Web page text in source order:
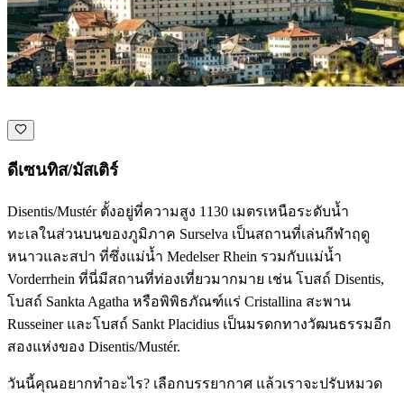
ดีเซนทิส/มัสเติร์
Disentis/Mustér ตั้งอยู่ที่ความสูง 1130 เมตรเหนือระดับน้ำ
ทะเลในส่วนบนของภูมิภาค Surselva เป็นสถานที่เล่นกีฬาฤดู
หนาวและสปา ที่ซึ่งแม่น้ำ Medelser Rhein รวมกับแม่น้ำ
Vorderrhein ที่นี่มีสถานที่ท่องเที่ยวมากมาย เช่น โบสถ์ Disentis,
โบสถ์ Sankta Agatha หรือพิพิธภัณฑ์แร่ Cristallina สะพาน
Russeiner และโบสถ์ Sankt Placidius เป็นมรดกทางวัฒนธรรมอีก
สองแห่งของ Disentis/Mustér.
วันนี้คุณอยากทำอะไร? เลือกบรรยากาศ แล้วเราจะปรับหมวด